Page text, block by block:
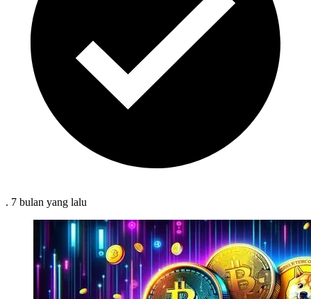
. 7 bulan yang lalu